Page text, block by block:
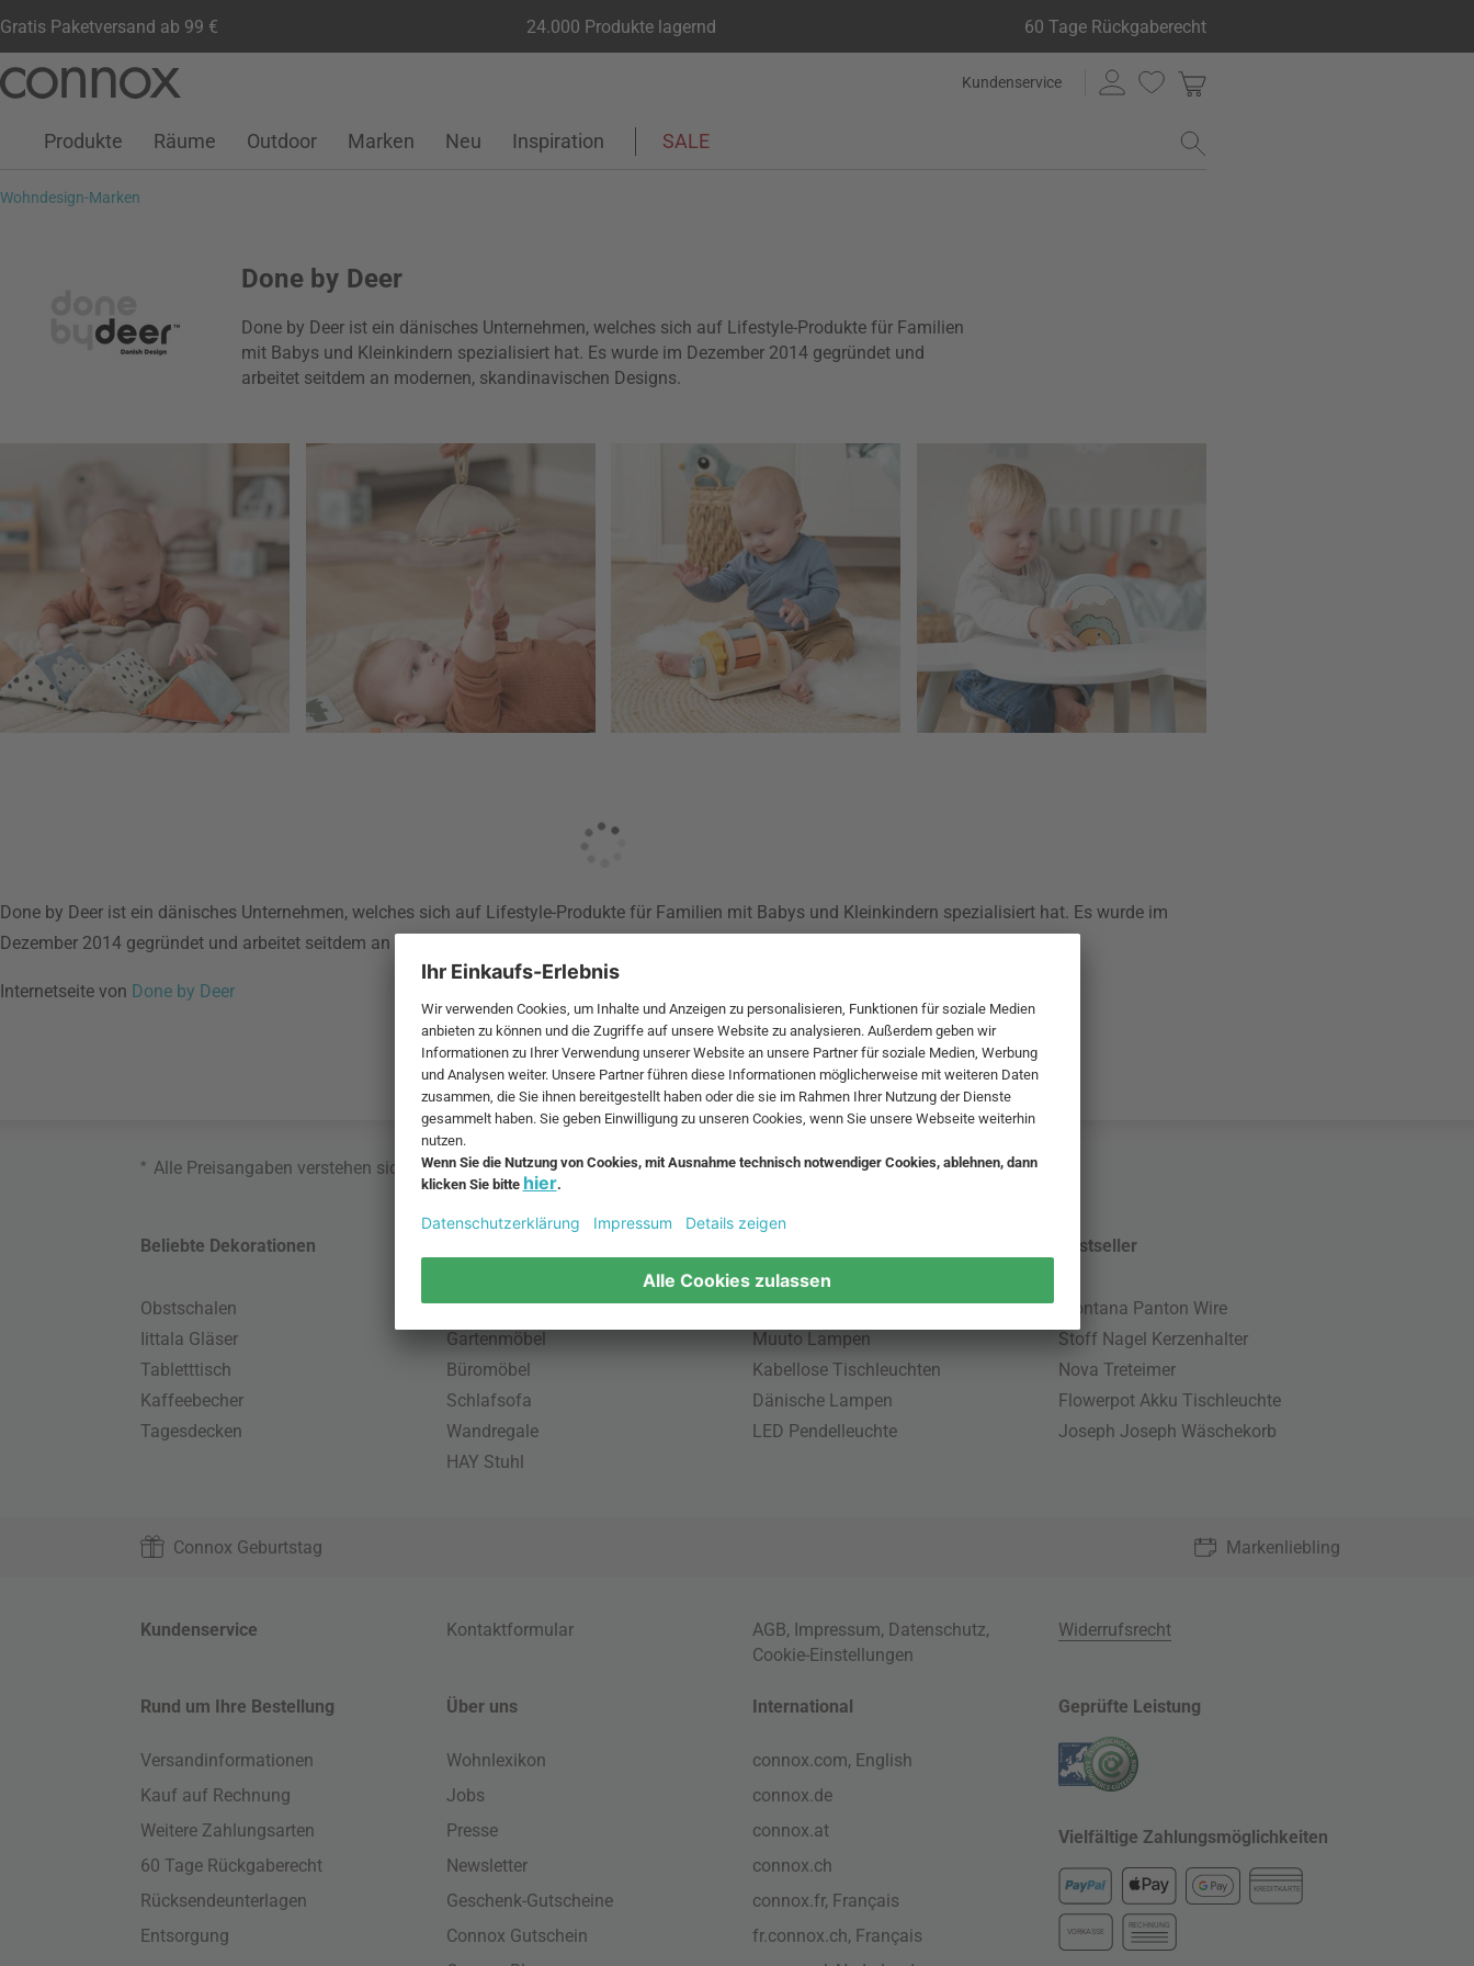
Gratis Paketversand ab 99 € 24.000 Produkte lagernd 60 Tage Rückgaberecht
Seiteninhalt
Suchfeld
Kundenservice
Kundenkonto
Wunschliste
Warenkorb
Produkte Räume Outdoor Marken Neu Inspiration SALE
Wohndesign-Marken
Done by Deer
Done by Deer ist ein dänisches Unternehmen, welches sich auf Lifestyle-Produkte für Familien
mit Babys und Kleinkindern spezialisiert hat. Es wurde im Dezember 2014 gegründet und
arbeitet seitdem an modernen, skandinavischen Designs.
Done by Deer ist ein dänisches Unternehmen, welches sich auf Lifestyle-Produkte für Familien mit Babys und Kleinkindern spezialisiert hat. Es wurde im
Dezember 2014 gegründet und arbeitet seitdem an modernen, skandinavischen Designs.
Internetseite von Done by Deer
* Alle Preisangaben verstehen sich inklusive MwSt. und zzgl.Versandkosten.
Beliebte Dekorationen
Obstschalen
Iittala Gläser
Tabletttisch
Kaffeebecher
Tagesdecken
Skandinavische Möbel
Gartenmöbel
Büromöbel
Schlafsofa
Wandregale
HAY Stuhl
Pendellampe für Außen
Muuto Lampen
Kabellose Tischleuchten
Dänische Lampen
LED Pendelleuchte
Bestseller
Montana Panton Wire
Stoff Nagel Kerzenhalter
Nova Treteimer
Flowerpot Akku Tischleuchte
Joseph Joseph Wäschekorb
Connox Geburtstag Markenliebling
Kundenservice Kontaktformular AGB, Impressum, Datenschutz,
Cookie-Einstellungen
Widerrufsrecht
Rund um Ihre Bestellung
Versandinformationen
Kauf auf Rechnung
Weitere Zahlungsarten
60 Tage Rückgaberecht
Rücksendeunterlagen
Entsorgung
Über uns
Wohnlexikon
Jobs
Presse
Newsletter
Geschenk-Gutscheine
Connox Gutschein
International
connox.com, English
connox.de
connox.at
connox.ch
connox.fr, Français
fr.connox.ch, Français
Geprüfte Leistung
Vielfältige Zahlungsmöglichkeiten
KREDITKARTE
VORKASSE
RECHNUNG